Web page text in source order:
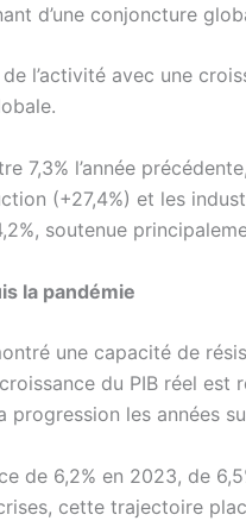
d’une conjoncture
l’activité avec une
7,3% l’année
(+27,4%) et les
soutenue
la pandémie
une capacité de
du PIB réel
les années
de 6,2% en 2023, de
cette trajectoire